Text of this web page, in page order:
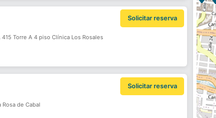
Solicitar reserva
Torre A 4 piso Clínica Los Rosales
Solicitar reserva
Rosa de Cabal